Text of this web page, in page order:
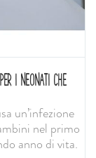
I NEONATI CHE
un’infezione
nel primo
anno di vita.